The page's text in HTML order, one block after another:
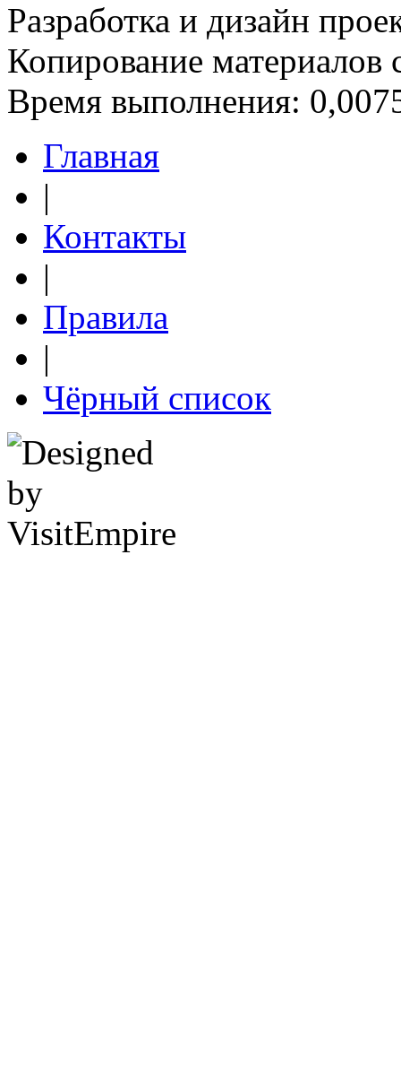
Разработка и дизайн
Копирование материалов
Время выполнения:
Главная
|
Контакты
|
Правила
|
Чёрный список